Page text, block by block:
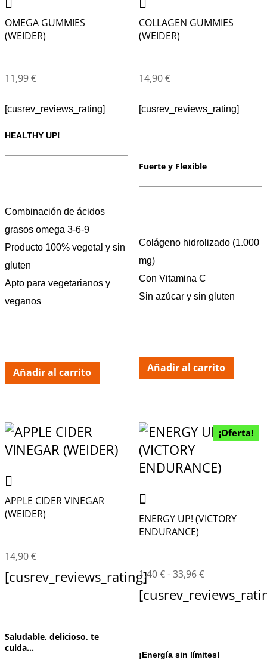
OMEGA GUMMIES
(WEIDER)
11,99€
[cusrev_reviews_rating]
HEALTHY UP!
Combinación de ácidos
grasos omega 3-6-9
Producto 100% vegetal y sin
gluten
Apto para vegetarianos y
veganos
Añadir al carrito
COLLAGEN GUMMIES
(WEIDER)
14,90€
[cusrev_reviews_rating]
Fuerte y Flexible
Colágeno hidrolizado (1.000
mg)
Con Vitamina C
Sin azúcar y sin gluten
Añadir al carrito
APPLE CIDER VINEGAR
(WEIDER)
14,90€
[cusrev_reviews_rating]
Saludable, delicioso, te
cuida…
¡Oferta!
ENERGY UP! (VICTORY
ENDURANCE)
1,40€-33,96€
¡Energía sin límites!